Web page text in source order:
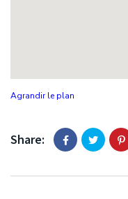
Agrandir le plan
Share: